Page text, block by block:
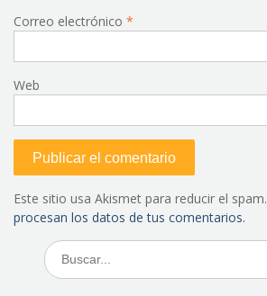
Correo electrónico *
Web
Este sitio usa Akismet para reducir el spam.
procesan los datos de tus comentarios.
Buscar: